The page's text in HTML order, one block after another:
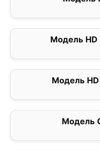
Модель HD
Модель HD
Модель